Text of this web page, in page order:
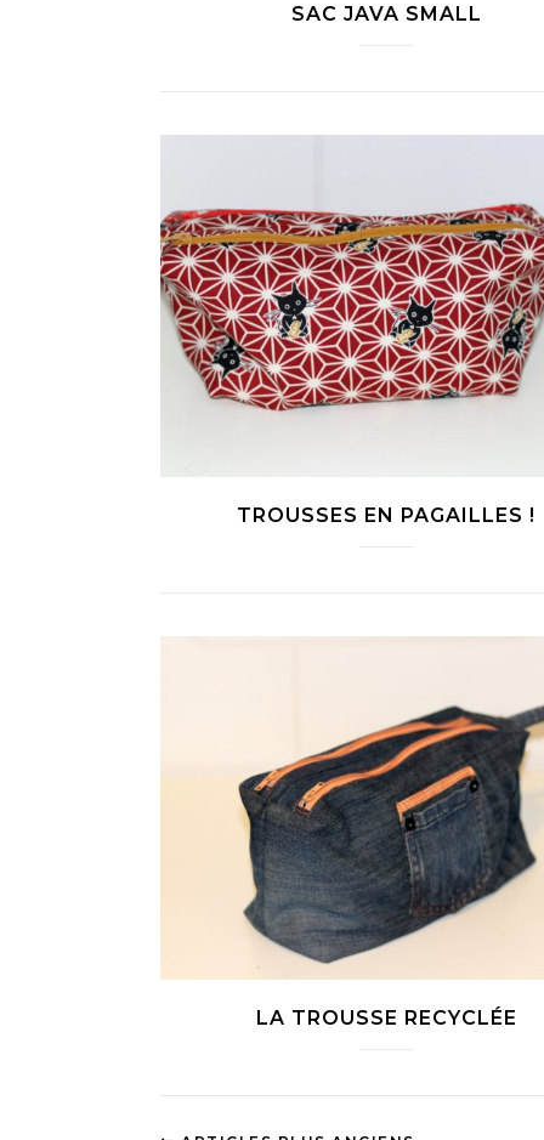
SAC JAVA SMALL
TROUSSES EN PAGAILLES !
LA TROUSSE RECYCLÉE